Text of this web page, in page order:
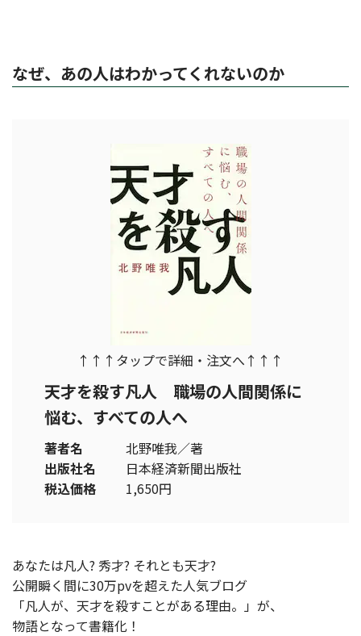
なぜ、あの人はわかってくれないのか
↑↑↑タップで詳細・注文へ↑↑↑
天才を殺す凡人 職場の人間関係に
悩む、すべての人へ
著者名
北野唯我／著
出版社名
日本経済新聞出版社
税込価格
1,650円
あなたは凡人? 秀才? それとも天才?
公開瞬く間に30万pvを超えた人気ブログ
「凡人が、天才を殺すことがある理由。」が、
物語となって書籍化！